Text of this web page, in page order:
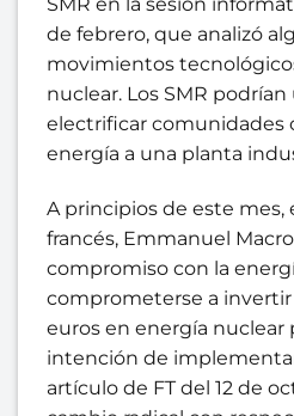
de febrero, que analizó
movimientos
nuclear. Los SMR podrían
electrificar comunidades
energía a una planta
A principios de este mes,
francés, Emmanuel
compromiso con la
comprometerse a
euros en energía nuclear
intención de
artículo de FT del 12 de